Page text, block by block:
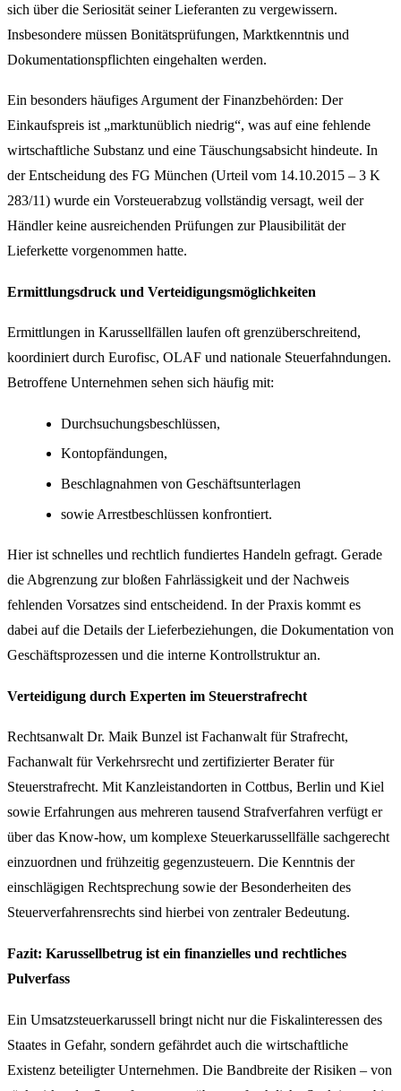
sich über die Seriosität seiner Lieferanten zu vergewissern.
Insbesondere müssen Bonitätsprüfungen, Marktkenntnis und
Dokumentationspflichten eingehalten werden.
Ein besonders häufiges Argument der Finanzbehörden: Der
Einkaufspreis ist „marktunüblich niedrig“, was auf eine fehlende
wirtschaftliche Substanz und eine Täuschungsabsicht hindeute. In
der Entscheidung des FG München (Urteil vom 14.10.2015 – 3 K
283/11) wurde ein Vorsteuerabzug vollständig versagt, weil der
Händler keine ausreichenden Prüfungen zur Plausibilität der
Lieferkette vorgenommen hatte.
Ermittlungsdruck und Verteidigungsmöglichkeiten
Ermittlungen in Karussellfällen laufen oft grenzüberschreitend,
koordiniert durch Eurofisc, OLAF und nationale Steuerfahndungen.
Betroffene Unternehmen sehen sich häufig mit:
Durchsuchungsbeschlüssen,
Kontopfändungen,
Beschlagnahmen von Geschäftsunterlagen
sowie Arrestbeschlüssen konfrontiert.
Hier ist schnelles und rechtlich fundiertes Handeln gefragt. Gerade
die Abgrenzung zur bloßen Fahrlässigkeit und der Nachweis
fehlenden Vorsatzes sind entscheidend. In der Praxis kommt es
dabei auf die Details der Lieferbeziehungen, die Dokumentation von
Geschäftsprozessen und die interne Kontrollstruktur an.
Verteidigung durch Experten im Steuerstrafrecht
Rechtsanwalt Dr. Maik Bunzel ist Fachanwalt für Strafrecht,
Fachanwalt für Verkehrsrecht und zertifizierter Berater für
Steuerstrafrecht. Mit Kanzleistandorten in Cottbus, Berlin und Kiel
sowie Erfahrungen aus mehreren tausend Strafverfahren verfügt er
über das Know-how, um komplexe Steuerkarussellfälle sachgerecht
einzuordnen und frühzeitig gegenzusteuern. Die Kenntnis der
einschlägigen Rechtsprechung sowie der Besonderheiten des
Steuerverfahrensrechts sind hierbei von zentraler Bedeutung.
Fazit: Karussellbetrug ist ein finanzielles und rechtliches
Pulverfass
Ein Umsatzsteuerkarussell bringt nicht nur die Fiskalinteressen des
Staates in Gefahr, sondern gefährdet auch die wirtschaftliche
Existenz beteiligter Unternehmen. Die Bandbreite der Risiken – von